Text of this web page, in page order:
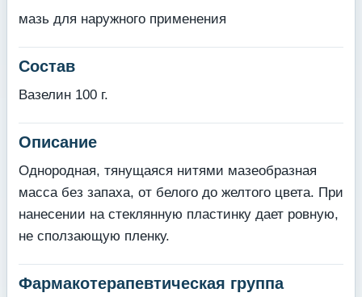
мазь для наружного применения
Состав
Вазелин 100 г.
Описание
Однородная, тянущаяся нитями мазеобразная
масса без запаха, от белого до желтого цвета. При
нанесении на стеклянную пластинку дает ровную,
не сползающую пленку.
Фармакотерапевтическая группа